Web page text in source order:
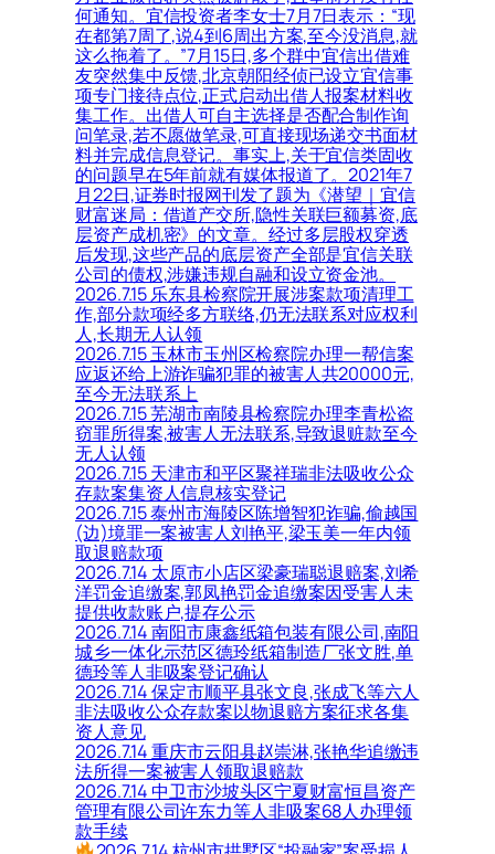
何通知。宜信投资者李女士7月7日表示：“现
在都第7周了,说4到6周出方案,至今没消息,就
这么拖着了。”7月15日,多个群中宜信出借难
友突然集中反馈,北京朝阳经侦已设立宜信事
项专门接待点位,正式启动出借人报案材料收
集工作。出借人可自主选择是否配合制作询
问笔录,若不愿做笔录,可直接现场递交书面材
料并完成信息登记。事实上,关于宜信类固收
的问题早在5年前就有媒体报道了。2021年7
月22日,证券时报网刊发了题为《潜望｜宜信
财富迷局：借道产交所,隐性关联巨额募资,底
层资产成机密》的文章。经过多层股权穿透
后发现,这些产品的底层资产全部是宜信关联
公司的债权,涉嫌违规自融和设立资金池。
2026.7.15 乐东县检察院开展涉案款项清理工
作,部分款项经多方联络,仍无法联系对应权利
人,长期无人认领
2026.7.15 玉林市玉州区检察院办理一帮信案
应返还给上游诈骗犯罪的被害人共20000元,
至今无法联系上
2026.7.15 芜湖市南陵县检察院办理李青松盗
窃罪所得案,被害人无法联系,导致退赃款至今
无人认领
2026.7.15 天津市和平区聚祥瑞非法吸收公众
存款案集资人信息核实登记
2026.7.15 泰州市海陵区陈增智犯诈骗,偷越国
(边)境罪一案被害人刘艳平,梁玉美一年内领
取退赔款项
2026.7.14 太原市小店区梁豪瑞聪退赔案,刘希
洋罚金追缴案,郭凤艳罚金追缴案因受害人未
提供收款账户,提存公示
2026.7.14 南阳市康鑫纸箱包装有限公司,南阳
城乡一体化示范区德玲纸箱制造厂张文胜,单
德玲等人非吸案登记确认
2026.7.14 保定市顺平县张文良,张成飞等六人
非法吸收公众存款案以物退赔方案征求各集
资人意见
2026.7.14 重庆市云阳县赵崇淋,张艳华追缴违
法所得一案被害人领取退赔款
2026.7.14 中卫市沙坡头区宁夏财富恒昌资产
管理有限公司许东力等人非吸案68人办理领
款手续